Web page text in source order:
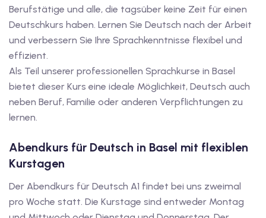
C1
A1
Deutschkurse mit
Berufstätige und alle, die tagsüber keine Zeit für einen
Deutschkurs haben. Lernen Sie Deutsch nach der Arbeit
und verbessern Sie Ihre Sprachkenntnisse flexibel und
effizient.
Als Teil unserer professionellen Sprachkurse in Basel
bietet dieser Kurs eine ideale Möglichkeit, Deutsch auch
neben Beruf, Familie oder anderen Verpflichtungen zu
lernen.
Abendkurs für Deutsch in Basel mit flexiblen
Kurstagen
Der Abendkurs für Deutsch A1 findet bei uns zweimal
pro Woche statt. Die Kurstage sind entweder Montag